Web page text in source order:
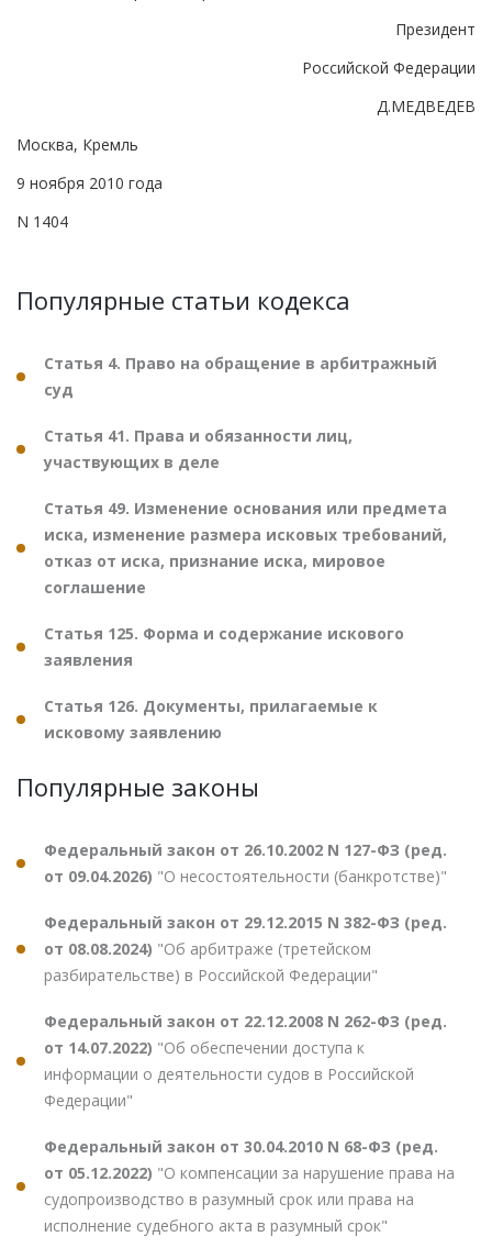
Президент
Российской Федерации
Д.МЕДВЕДЕВ
Москва, Кремль
9 ноября 2010 года
N 1404
Популярные статьи кодекса
Статья 4. Право на обращение в арбитражный
суд
Статья 41. Права и обязанности лиц,
участвующих в деле
Статья 49. Изменение основания или предмета
иска, изменение размера исковых требований,
отказ от иска, признание иска, мировое
соглашение
Статья 125. Форма и содержание искового
заявления
Статья 126. Документы, прилагаемые к
исковому заявлению
Популярные законы
Федеральный закон от 26.10.2002 N 127-ФЗ (ред.
от 09.04.2026) "О несостоятельности (банкротстве)"
Федеральный закон от 29.12.2015 N 382-ФЗ (ред.
от 08.08.2024) "Об арбитраже (третейском
разбирательстве) в Российской Федерации"
Федеральный закон от 22.12.2008 N 262-ФЗ (ред.
от 14.07.2022) "Об обеспечении доступа к
информации о деятельности судов в Российской
Федерации"
Федеральный закон от 30.04.2010 N 68-ФЗ (ред.
от 05.12.2022) "О компенсации за нарушение права на
судопроизводство в разумный срок или права на
исполнение судебного акта в разумный срок"